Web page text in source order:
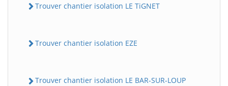
Trouver chantier isolation LE TiGNET
Trouver chantier isolation EZE
Trouver chantier isolation LE BAR-SUR-LOUP